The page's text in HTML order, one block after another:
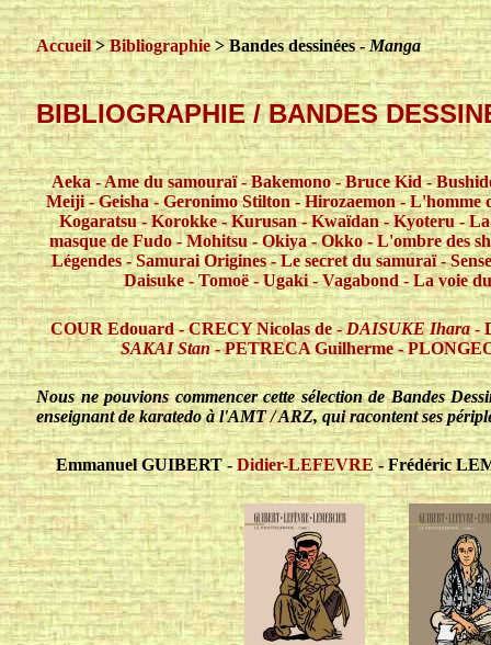
Accueil>Bibliographie> Bandes dessinées -Manga
BIBLIOGRAPHIE / BANDES
Aeka-Ame du samouraï-Bakemono-Bruce Kid-
Meiji-Geisha- Geronimo Stilton-Hirozaemon-L'homme
Kogaratsu-Korokke-Kurusan-Kwaïdan-Kyoteru-La
masque de Fudo-Mohitsu -Okiya-Okko-L'ombre des
Légendes-Samurai Origines-Le secret du samuraï-
Daisuke-Tomoë-Ugaki-Vagabond-La voie
COUR Edouard-CRECY Nicolas de -DAISUKE Ihara-
SAKAI Stan-PETRECA Guilherme-
Nous ne pouvions commencer cette sélection de Bandes
enseignant de karatedo à l'AMT / ARZ, qui racontent ses
Emmanuel GUIBERT -Didier-LEFEVRE- Frédéric